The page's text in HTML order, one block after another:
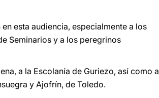
esta audiencia, especialmente a los
Seminarios y a los peregrinos
a la Escolanía de Guriezo, así como a
y Ajofrín, de Toledo.